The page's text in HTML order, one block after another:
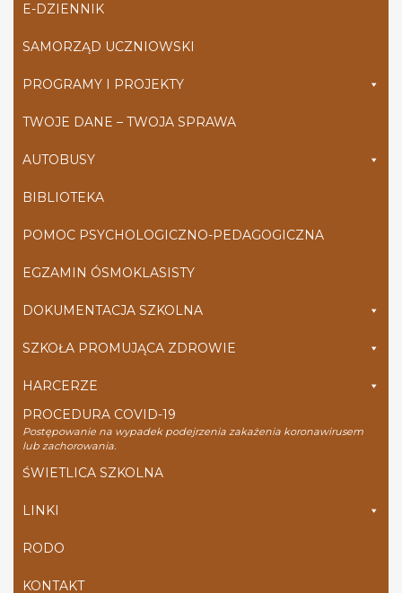
E-DZIENNIK
SAMORZĄD UCZNIOWSKI
PROGRAMY I PROJEKTY
TWOJE DANE – TWOJA SPRAWA
AUTOBUSY
BIBLIOTEKA
POMOC PSYCHOLOGICZNO-PEDAGOGICZNA
EGZAMIN ÓSMOKLASISTY
DOKUMENTACJA SZKOLNA
SZKOŁA PROMUJĄCA ZDROWIE
HARCERZE
PROCEDURA COVID-19
Postępowanie na wypadek podejrzenia zakażenia koronawirusem
lub zachorowania.
ŚWIETLICA SZKOLNA
LINKI
RODO
KONTAKT